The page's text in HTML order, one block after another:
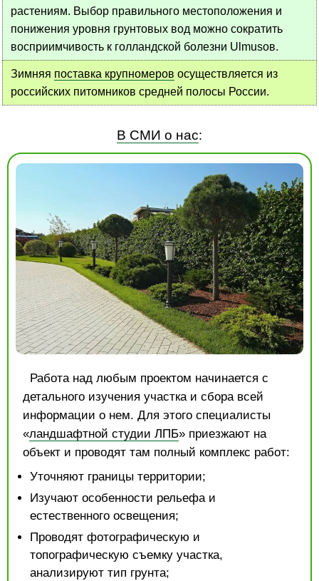
растениям. Выбор правильного местоположения и
понижения уровня грунтовых вод можно сократить
восприимчивость к голландской болезни Ulmusов.
Зимняя поставка крупномеров осуществляется из
российских питомников средней полосы России.
В СМИ о нас:
Работа над любым проектом начинается с
детального изучения участка и сбора всей
информации о нем. Для этого специалисты
«ландшафтной студии ЛПБ» приезжают на
объект и проводят там полный комплекс работ:
Уточняют границы территории;
Изучают особенности рельефа и
естественного освещения;
Проводят фотографическую и
топографическую съемку участка,
анализируют тип грунта;